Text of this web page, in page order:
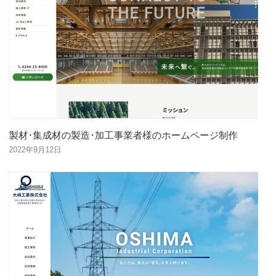
製材･集成材の製造･加工事業者様のホームページ制作
2022年9月12日